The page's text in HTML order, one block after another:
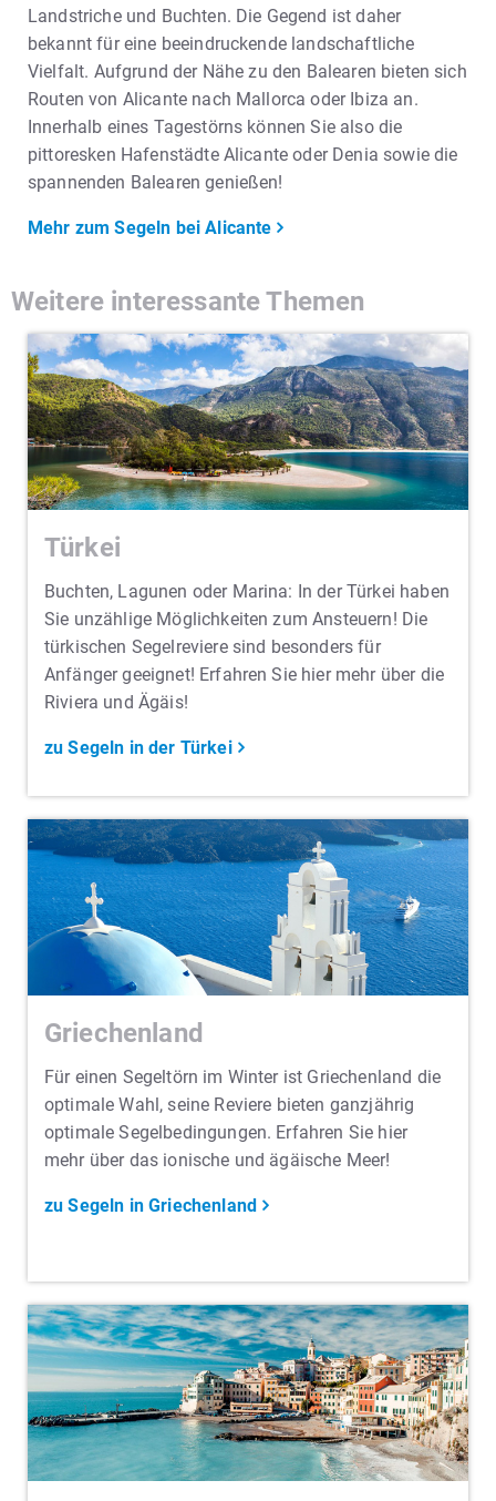
Landstriche und Buchten. Die Gegend ist daher
bekannt für eine beeindruckende landschaftliche
Vielfalt. Aufgrund der Nähe zu den Balearen bieten sich
Routen von Alicante nach Mallorca oder Ibiza an.
Innerhalb eines Tagestörns können Sie also die
pittoresken Hafenstädte Alicante oder Denia sowie die
spannenden Balearen genießen!
Mehr zum Segeln bei Alicante
Weitere interessante Themen
Türkei
Buchten, Lagunen oder Marina: In der Türkei haben
Sie unzählige Möglichkeiten zum Ansteuern! Die
türkischen Segelreviere sind besonders für
Anfänger geeignet! Erfahren Sie hier mehr über die
Riviera und Ägäis!
zu Segeln in der Türkei
Griechenland
Für einen Segeltörn im Winter ist Griechenland die
optimale Wahl, seine Reviere bieten ganzjährig
optimale Segelbedingungen. Erfahren Sie hier
mehr über das ionische und ägäische Meer!
zu Segeln in Griechenland